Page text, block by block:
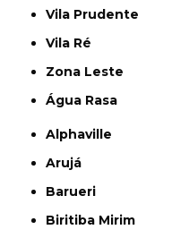
Vila Prudente
Vila Ré
Zona Leste
Água Rasa
Alphaville
Arujá
Barueri
Biritiba Mirim